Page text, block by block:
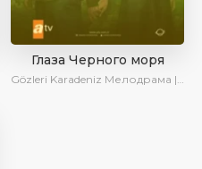
Глаза Черного моря
Gözleri Karadeniz Мелодрама | Драма | Новинки | Сериалы 2025